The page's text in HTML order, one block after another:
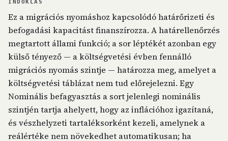
INDOKLÁS
Ez a migrációs nyomáshoz kapcsolódó határőrizeti és
befogadási kapacitást finanszírozza. A határellenőrzés
megtartott állami funkció; a sor léptékét azonban egy
külső tényező — a költségvetési évben fennálló
migrációs nyomás szintje — határozza meg, amelyet a
költségvetési táblázat nem tud előrejelezni. Egy
Nominális befagyasztás a sort jelenlegi nominális
szintjén tartja ahelyett, hogy az inflációhoz igazítaná,
és vészhelyzeti tartaléksorként kezeli, amelynek a
reálértéke nem növekedhet automatikusan; ha